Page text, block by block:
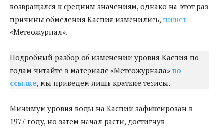
возвращался к средним значениям, однако на этот раз
причины обмеления Каспия изменились, пишет
«Метеожурнал».
Подробный разбор об изменении уровня Каспия по
годам читайте в материале «Метеожурнала» по
ссылке, мы приведем лишь краткие тезисы.
Минимум уровня воды на Каспии зафиксирован в
1977 году, но затем начал расти, достигнув